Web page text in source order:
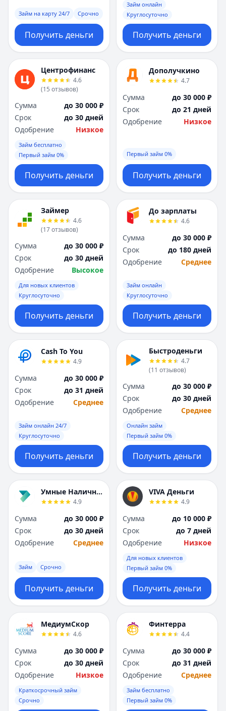
Займ на карту 24/7 Срочно
Получить деньги
Займ онлайн
Круглосуточно
Получить деньги
Центрофинанс
4.6
(15 отзывов)
Сумма
до 30 000 ₽
Срок
до 30 дней
Одобрение
Низкое
Займ бесплатно
Первый займ 0%
Получить деньги
Дополучкино
4.7
Сумма
до 30 000 ₽
Срок
до 21 дней
Одобрение
Низкое
Первый займ 0%
Получить деньги
Займер
4.6
(17отзывов)
Сумма
до 30 000 ₽
Срок
до 30 дней
Одобрение
Высокое
Для новых клиентов
Круглосуточно
Получить деньги
До зарплаты
4.6
Сумма
до 30 000 ₽
Срок
до 180 дней
Одобрение
Среднее
Займ онлайн
Круглосуточно
Получить деньги
Cash To You
4.9
Сумма
до 30 000 ₽
Срок
до 31 дней
Одобрение
Среднее
Займ онлайн 24/7
Круглосуточно
Получить деньги
Быстроденьги
4.7
(11 отзывов)
Сумма
до 30 000 ₽
Срок
до 30 дней
Одобрение
Среднее
Онлайн займ
Первый займ 0%
Получить деньги
Умные Наличные
4.9
Сумма
до 30 000 ₽
Срок
до 30 дней
Одобрение
Среднее
Займ Срочно
Получить деньги
VIVA Деньги
4.9
Сумма
до 10 000 ₽
Срок
до 7 дней
Одобрение
Низкое
Для новых клиентов
Первый займ 0%
Получить деньги
МедиумСкор
4.6
Сумма
до 30 000 ₽
Срок
до 30 дней
Одобрение
Низкое
Краткосрочный займ
Срочно
Финтерра
4.4
Сумма
до 30 000 ₽
Срок
до 31 дней
Одобрение
Среднее
Займ бесплатно
Первый займ 0%